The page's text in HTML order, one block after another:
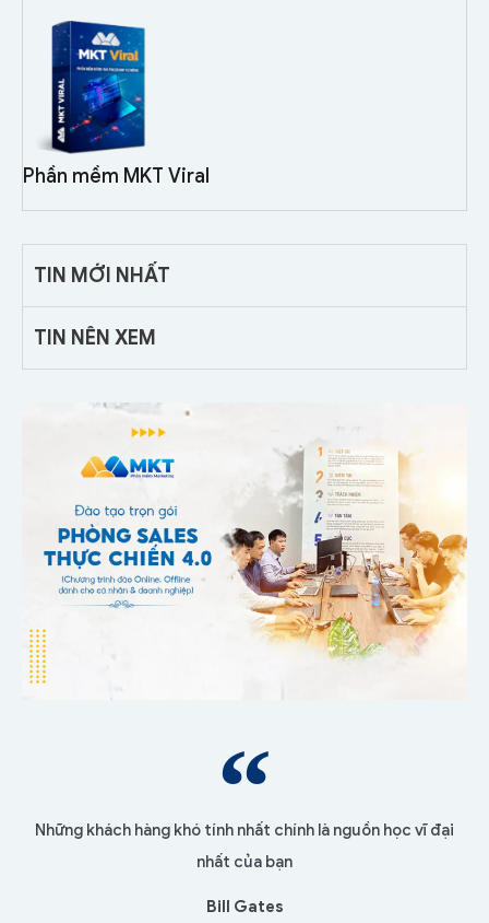
Phần mềm MKT Viral
TIN MỚI NHẤT
TIN NÊN XEM
Những khách hàng khó tính nhất chính là nguồn học vĩ đại
nhất của bạn
Bill Gates